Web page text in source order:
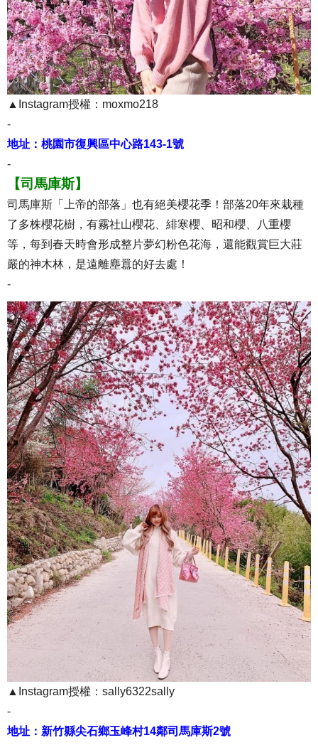
▲Instagram授權：moxmo218
-
地址：桃園市復興區中心路143-1號
-
【司馬庫斯】
司馬庫斯「上帝的部落」也有絕美櫻花季！部落20年來栽種
了多株櫻花樹，有霧社山櫻花、緋寒櫻、昭和櫻、八重櫻
等，每到春天時會形成整片夢幻粉色花海，還能觀賞巨大莊
嚴的神木林，是遠離塵囂的好去處！
-
▲Instagram授權：sally6322sally
-
地址：新竹縣尖石鄉玉峰村14鄰司馬庫斯2號